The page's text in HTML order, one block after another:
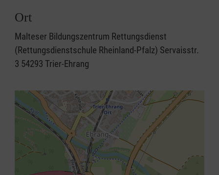
Ort
Malteser Bildungszentrum Rettungsdienst
(Rettungsdienstschule Rheinland-Pfalz) Servaisstr.
3 54293 Trier-Ehrang